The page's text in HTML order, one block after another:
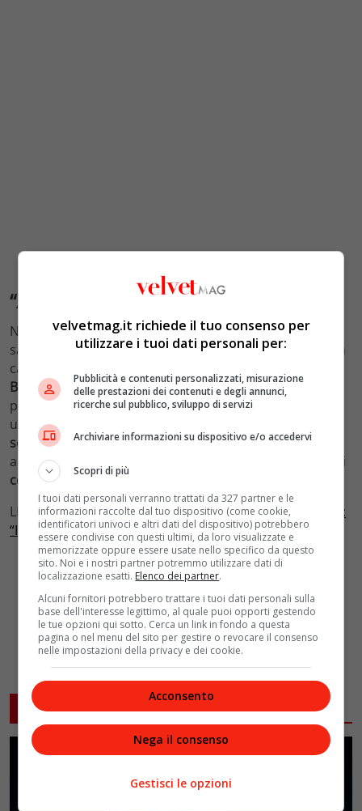
“A Mariupol oltre 10mila morti
Nella città portuale diMariupol , sul Mare d’Azov,
sarebberopiù di 10mila i civiliche hanno perso la vita
a
causa dell’
Boychenko, all’Associated Press. Il bilancio delle vittime
potrebbe arrivare asuperarei20mila, in un centro
urbano da settimane
senza vita
sono sullestrade. Boychenko ha anche
accusato le
per settimane i
convogli
umanitariche cercavano di entrare in città.
LEGGI ANCHE: Ucraina, il cancelliere austriaco da Putin:
“Incontro molto duro”
ARTICOLI CORRELATI
velvetmag.it richiede il tuo consenso per
utilizzare i tuoi dati personali per:
Pubblicità e contenuti personalizzati, misurazione
delle prestazioni dei contenuti e degli annunci,
ricerche sul pubblico, sviluppo di servizi
Archiviare informazioni su dispositivo e/o accedervi
Scopri di più
I tuoi dati personali verranno trattati da 327 partner e le
informazioni raccolte dal tuo dispositivo (come cookie,
identificatori univoci e altri dati del dispositivo) potrebbero
essere condivise con questi ultimi, da loro visualizzate e
memorizzate oppure essere usate nello specifico da questo
sito. Noi e i nostri partner potremmo utilizzare dati di
localizzazione esatti. Elenco dei partner.
Alcuni fornitori potrebbero trattare i tuoi dati personali sulla
base dell'interesse legittimo, al quale puoi opporti gestendo
le tue opzioni qui sotto. Cerca un link in fondo a questa
pagina o nel menu del sito per gestire o revocare il consenso
nelle impostazioni della privacy e dei cookie.
Acconsento
Nega il consenso
Gestisci le opzioni